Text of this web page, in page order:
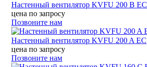
Настенный вентилятор KVFU 200 B EC
цена по запросу
Позвоните нам
Настенный вентилятор KVFU 200 A EC
цена по запросу
Позвоните нам